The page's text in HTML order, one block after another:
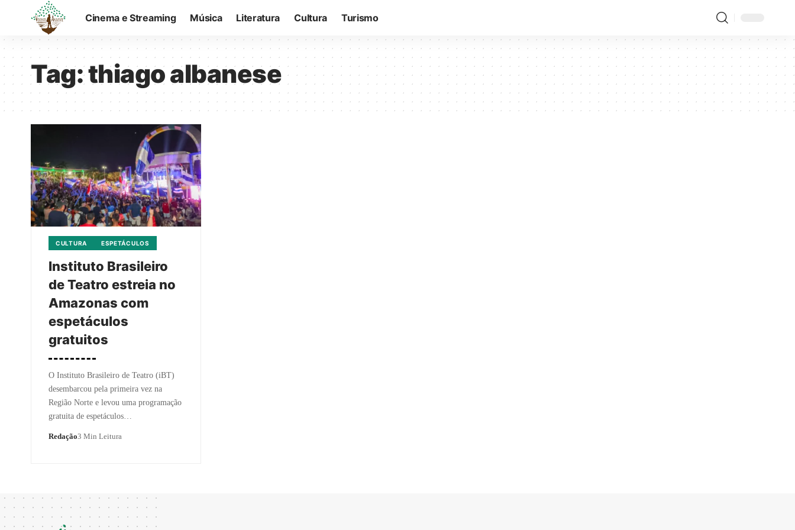
Cinema e Streaming Música Literatura Cultura Turismo
Tag:thiago albanese
CULTURA ESPETÁCULOS
Instituto Brasileiro
de Teatro estreia no
Amazonas com
espetáculos
gratuitos
O Instituto Brasileiro de Teatro (iBT)
desembarcou pela primeira vez na
Região Norte e levou uma programação
gratuita de espetáculos…
Redação3 Min Leitura